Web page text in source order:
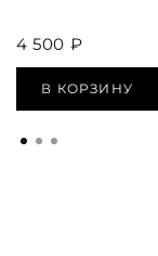
4 500 ₽
В КОРЗИНУ